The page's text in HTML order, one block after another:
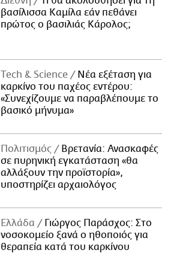
βασίλισσα Καμίλα εάν πεθάνει
πρώτος ο βασιλιάς Κάρολος;
Τech & Science
Νέα εξέταση για
καρκίνο του παχέος εντέρου:
«Συνεχίζουμε να παραβλέπουμε το
βασικό μήνυμα»
Πολιτισμός
Βρετανία: Ανασκαφές
σε πυρηνική εγκατάσταση «θα
αλλάξουν την προϊστορία»,
υποστηρίζει αρχαιολόγος
Ελλάδα
Γιώργος Παράσχος: Στο
νοσοκομείο ξανά ο ηθοποιός για
θεραπεία κατά του καρκίνου